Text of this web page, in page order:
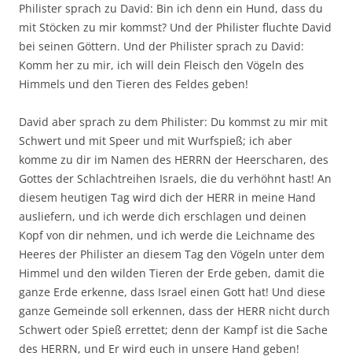
Philister sprach zu David: Bin ich denn ein Hund, dass du
mit Stöcken zu mir kommst? Und der Philister fluchte David
bei seinen Göttern. Und der Philister sprach zu David:
Komm her zu mir, ich will dein Fleisch den Vögeln des
Himmels und den Tieren des Feldes geben!
David aber sprach zu dem Philister: Du kommst zu mir mit
Schwert und mit Speer und mit Wurfspieß; ich aber
komme zu dir im Namen des HERRN der Heerscharen, des
Gottes der Schlachtreihen Israels, die du verhöhnt hast! An
diesem heutigen Tag wird dich der HERR in meine Hand
ausliefern, und ich werde dich erschlagen und deinen
Kopf von dir nehmen, und ich werde die Leichname des
Heeres der Philister an diesem Tag den Vögeln unter dem
Himmel und den wilden Tieren der Erde geben, damit die
ganze Erde erkenne, dass Israel einen Gott hat! Und diese
ganze Gemeinde soll erkennen, dass der HERR nicht durch
Schwert oder Spieß errettet; denn der Kampf ist die Sache
des HERRN, und Er wird euch in unsere Hand geben!